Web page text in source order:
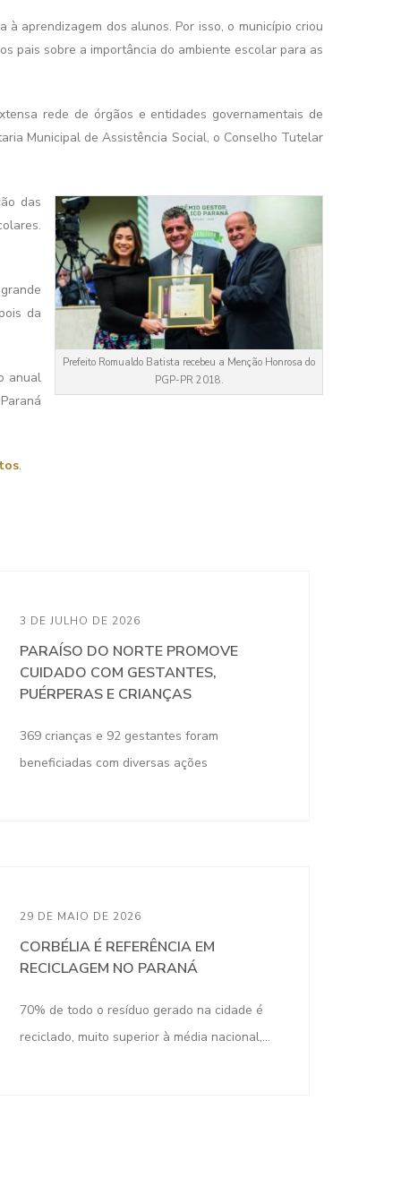
ou
para
o
aprendizagem dos alunos. Por isso, o município criou
pais sobre a importância do ambiente escolar para as
rede de órgãos e entidades governamentais de
Municipal de Assistência Social, o Conselho Tutelar
Prefeito Romualdo Batista recebeu a Menção Honrosa do
PGP-PR 2018.
das
da
anual
.
3 DE JULHO DE 2026
PARAÍSO DO NORTE PROMOVE
CUIDADO COM GESTANTES,
PUÉRPERAS E CRIANÇAS
369 crianças e 92 gestantes foram
beneficiadas com diversas ações
29 DE MAIO DE 2026
CORBÉLIA É REFERÊNCIA EM
RECICLAGEM NO PARANÁ
70% de todo o resíduo gerado na cidade é
reciclado, muito superior à média nacional,...